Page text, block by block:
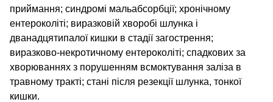
приймання; синдромі мальабсорбції; хронічному
ентероколіті; виразковій хворобі шлунка і
дванадцятипалої кишки в стадії загострення;
виразково-некротичному ентероколіті; спадкових за
хворюваннях з порушенням всмоктування заліза в
травному тракті; стані після резекції шлунка, тонкої
кишки.